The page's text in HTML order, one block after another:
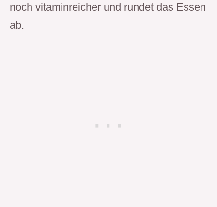
noch vitaminreicher und rundet das Essen
ab.